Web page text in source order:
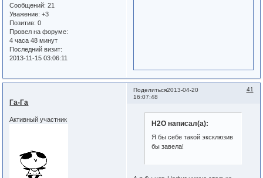
Сообщений: 21
Уважение: +3
Позитив: 0
Провел на форуме:
4 часа 48 минут
Последний визит:
2013-11-15 03:06:11
Поделиться 41
2013-04-20
16:07:48
Га-Га
Активный участник Н2О написал(а):
Я бы себе такой эксклюзив
бы завела!